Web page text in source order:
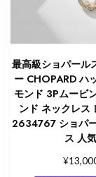
最高級ショパール
ー CHOPARD ハ
モンド 3Pムービ
ンド ネックレス
2634767 ショパ
ス 人気
¥